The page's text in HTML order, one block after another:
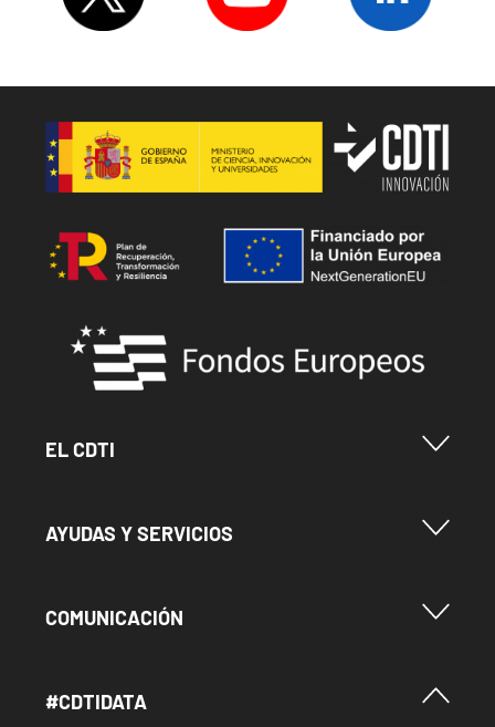
Image
Image
Menu Footer Cdti
EL CDTI
Menu Footer Ayudas y Servicios
AYUDAS Y SERVICIOS
Menu Footer Comunicación
COMUNICACIÓN
Menú Footer #Cdtidata
#CDTIDATA